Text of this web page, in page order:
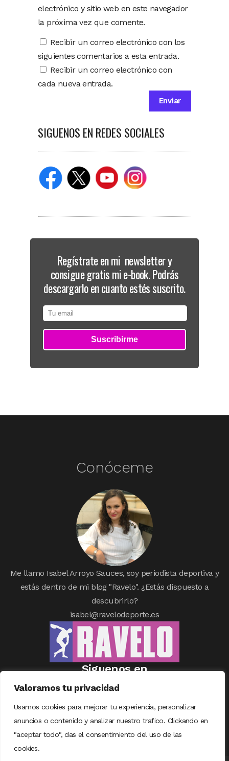
Valoramos tu privacidad
Usamos cookies para mejorar tu experiencia, personalizar
anuncios o contenido y analizar nuestro trafico. Clickando en
"aceptar todo", das el consentimiento del uso de las
cookies.
electrónico y sitio web en este navegador
la próxima vez que comente.
Recibir un correo electrónico con los
siguientes comentarios a esta entrada.
Recibir un correo electrónico con
cada nueva entrada.
SIGUENOS EN REDES SOCIALES
Regístrate en mi newsletter y
consigue gratis mi e-book. Podrás
descargarlo en cuanto estés suscrito.
Conóceme
Me llamo Isabel Arroyo Sauces, soy periodista deportiva y
estás dentro de mi blog "Ravelo". ¿Estás dispuesto a
descubrirlo?
isabel@ravelodeporte.es
Siguenos en